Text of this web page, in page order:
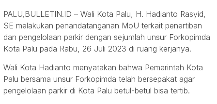
PALU,BULLETIN.ID – Wali Kota Palu, H. Hadianto Rasyid,
SE melakukan penandatanganan MoU terkait penertiban
dan pengelolaan parkir dengan sejumlah unsur Forkopimda
Kota Palu pada Rabu, 26 Juli 2023 di ruang kerjanya.
Wali Kota Hadianto menyatakan bahwa Pemerintah Kota
Palu bersama unsur Forkopimda telah bersepakat agar
pengelolaan parkir di Kota Palu betul-betul bisa tertib.